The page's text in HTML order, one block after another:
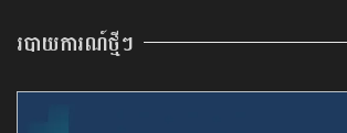
របាយការណ៍ថ្មីៗ